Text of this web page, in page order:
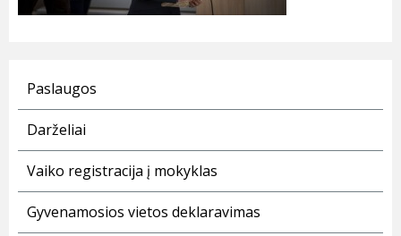
Paslaugos
Darželiai
Vaiko registracija į mokyklas
Gyvenamosios vietos deklaravimas